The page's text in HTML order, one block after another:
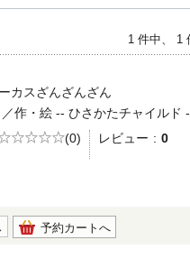
1 件中、 1
カスざんざんざん
作・絵 -- ひさかたチャイルド
段階評価
(0) レビュー 0
予約カートへ